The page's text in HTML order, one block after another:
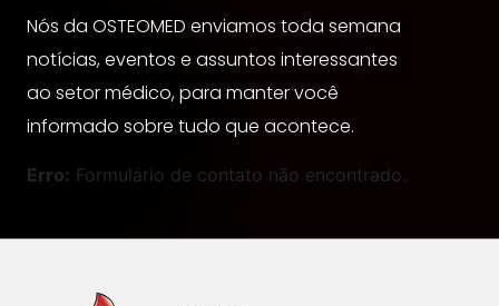
Nós da OSTEOMED enviamos toda semana
notícias, eventos e assuntos interessantes
ao setor médico, para manter você
informado sobre tudo que acontece.
Erro: Formulário de contato não encontrado.